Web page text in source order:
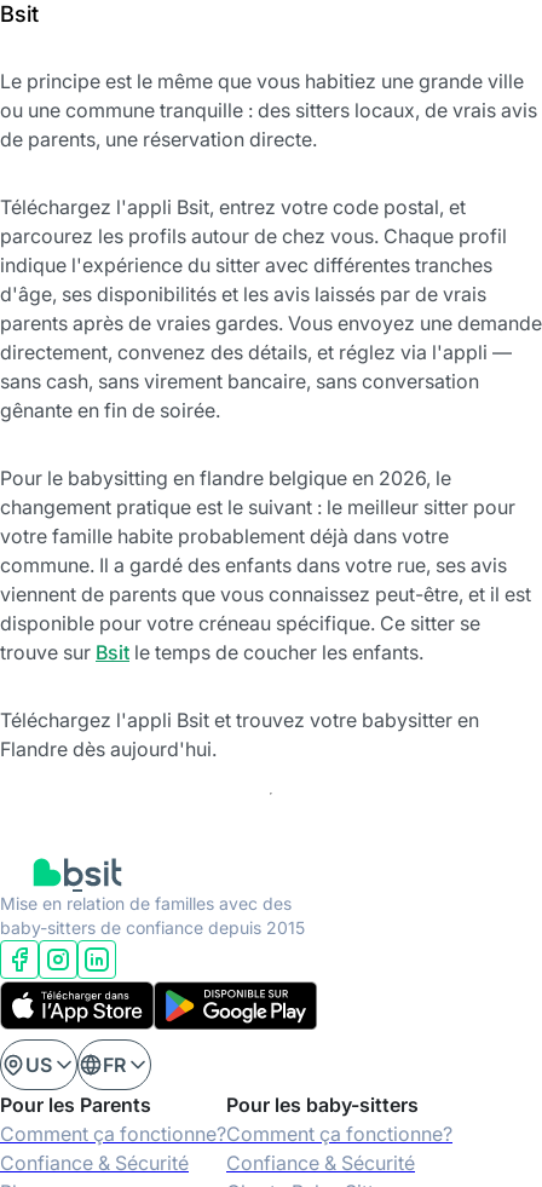
Bsit
Le principe est le même que vous habitiez une grande ville
ou une commune tranquille : des sitters locaux, de vrais avis
de parents, une réservation directe.
Téléchargez l'appli Bsit, entrez votre code postal, et
parcourez les profils autour de chez vous. Chaque profil
indique l'expérience du sitter avec différentes tranches
d'âge, ses disponibilités et les avis laissés par de vrais
parents après de vraies gardes. Vous envoyez une demande
directement, convenez des détails, et réglez via l'appli —
sans cash, sans virement bancaire, sans conversation
gênante en fin de soirée.
Pour le babysitting en flandre belgique en 2026, le
changement pratique est le suivant : le meilleur sitter pour
votre famille habite probablement déjà dans votre
commune. Il a gardé des enfants dans votre rue, ses avis
viennent de parents que vous connaissez peut-être, et il est
disponible pour votre créneau spécifique. Ce sitter se
trouve sur Bsit le temps de coucher les enfants.
Téléchargez l'appli Bsit et trouvez votre babysitter en
Flandre dès aujourd'hui.
Mise en relation de familles avec des
baby-sitters de confiance depuis 2015
US
FR
Pour les Parents
Comment ça fonctionne?
Confiance & Sécurité
Pour les baby-sitters
Comment ça fonctionne?
Confiance & Sécurité